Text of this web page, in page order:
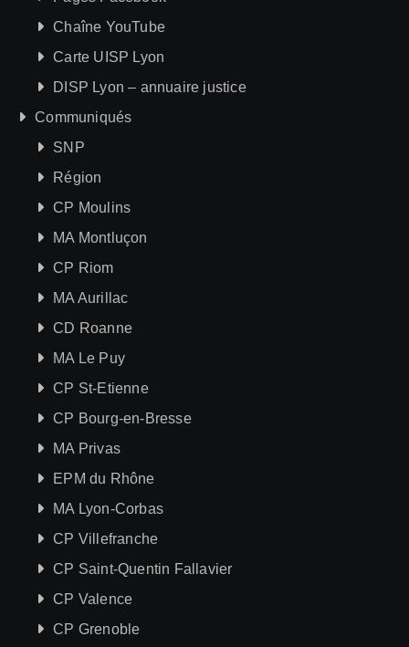
Chaîne YouTube
Carte UISP Lyon
DISP Lyon – annuaire justice
Communiqués
SNP
Région
CP Moulins
MA Montluçon
CP Riom
MA Aurillac
CD Roanne
MA Le Puy
CP St-Etienne
CP Bourg-en-Bresse
MA Privas
EPM du Rhône
MA Lyon-Corbas
CP Villefranche
CP Saint-Quentin Fallavier
CP Valence
CP Grenoble